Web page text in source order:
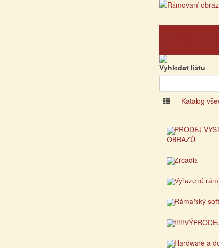
Vyhledat lištu
Katalog
PRODEJ
OBRAZŮ
Zrcadla
Vyřazené
Rámařský
Hardware a